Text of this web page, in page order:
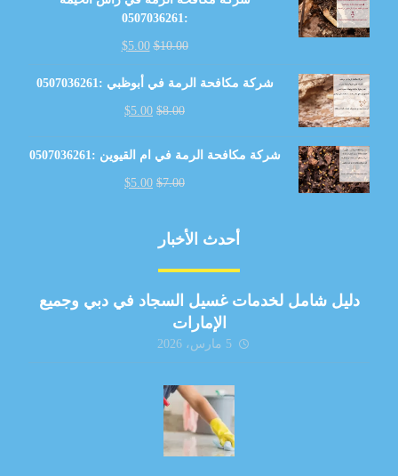
:0507036261
$10.00
$5.00
شركة مكافحة الرمة في أبوظبي :0507036261
$8.00
$5.00
شركة مكافحة الرمة في ام القيوين :0507036261
$7.00
$5.00
أحدث الأخبار
دليل شامل لخدمات غسيل السجاد في دبي وجميع
الإمارات
5 مارس، 2026